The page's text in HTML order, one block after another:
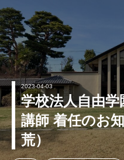
2023-04-03
学校法人自由
講師 着任のお
荒）